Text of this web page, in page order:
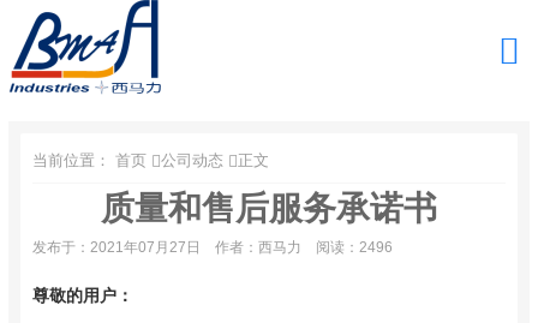
当前位置： 首页 公司动态 正文
质量和售后服务承诺书
发布于：2021年07月27日 作者：西马力 阅读：2496
尊敬的用户：